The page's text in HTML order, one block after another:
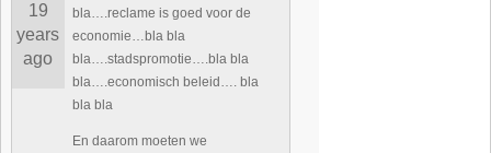
19
years
ago
bla….reclame is goed voor de
economie…bla bla
bla….stadspromotie….bla bla
bla….economisch beleid…. bla
bla bla
En daarom moeten we